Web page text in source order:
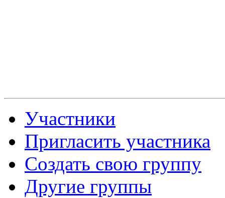
Участники
Пригласить участника
Создать свою группу
Другие группы